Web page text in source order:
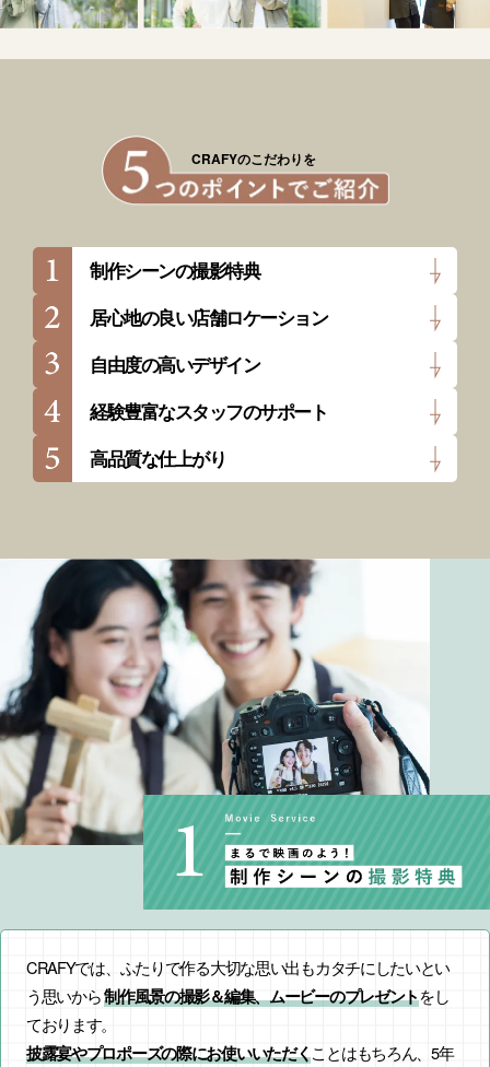
CRAFYのこだわりを
制作シーンの撮影特典
居心地の良い店舗ロケーション
自由度の高いデザイン
経験豊富なスタッフのサポート
高品質な仕上がり
CRAFYでは、ふたりで作る大切な思い出もカタチにしたいとい
う思いから制作風景の撮影＆編集、ムービーのプレゼントをし
ております。
披露宴やプロポーズの際にお使いいただくことはもちろん、5年